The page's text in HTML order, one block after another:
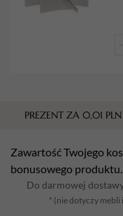
-
PREZENT ZA 0,01 PLN
Zawartość Twojego
bonusowego produktu.
Do darmowej
* (nie dotyczy